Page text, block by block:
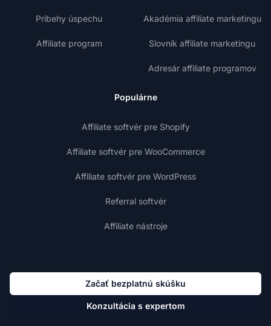
Príbehy úspechu
Affiliate program
Akadémia affiliate marketingu
Slovník affiliate marketingu
Adresár affiliate programov
Populárne
Affiliate softvér pre Shopify
Affiliate softvér pre WooCommerce
Affiliate softvér pre WordPress
Referral softvér
Affiliate nástroje
Začať bezplatnú skúšku
Konzultácia s expertom